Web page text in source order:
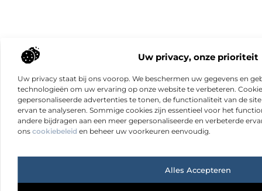
Uw privacy, onze prioriteit
Uw privacy staat bij ons voorop. We beschermen uw gegevens en
technologieën om uw ervaring op onze website te verbeteren.
gepersonaliseerde advertenties te tonen, de functionaliteit van de
ervan te analyseren. Sommige cookies zijn essentieel voor het
andere bijdragen aan een meer gepersonaliseerde en verbeterde
ons cookiebeleid en beheer uw voorkeuren eenvoudig.
Alles Accepteren